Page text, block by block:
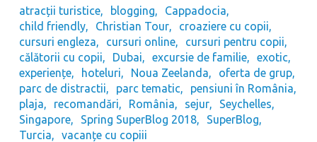
atracții turistice blogging
Cappadocia
child friendly
Christian Tour
croaziere cu copii
cursuri engleza
cursuri online
cursuri pentru copii
călătorii cu copii
Dubai excursie de familie
exotic
experiențe
hoteluri Noua Zeelanda
oferta de grup
parc de distractii
parc tematic
pensiuni în România
plaja
recomandări România sejur
Seychelles
Singapore
Spring SuperBlog 2018
SuperBlog
Turcia
vacanțe cu copiii